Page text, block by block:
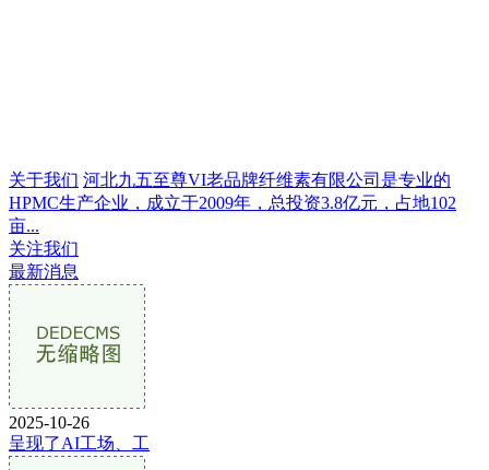
关于我们 河北九五至尊VI老品牌纤维素有限公司是专业的
HPMC生产企业，成立于2009年，总投资3.8亿元，占地102
亩...
关注我们
最新消息
2025-10-26
呈现了AI工场、工